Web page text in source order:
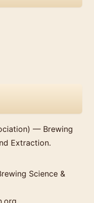
— Brewing
Extraction.
Science &